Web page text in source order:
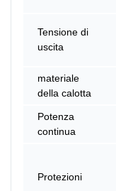
Tensione di
uscita
materiale
della calotta
Potenza
continua
Protezioni